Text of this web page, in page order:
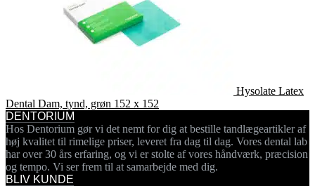
Hysolate Latex
Dental Dam, tynd, grøn 152 x 152
DENTORIUM
Hos Dentorium gør vi det nemt for dig at bestille tandlægeartikler af
høj kvalitet til rimelige priser, leveret fra dag til dag. Vores dental lab
har over 30 års erfaring, og vi er stolte af vores håndværk, præcision
og tempo. Vi ser frem til at samarbejde med dig.
BLIV KUNDE